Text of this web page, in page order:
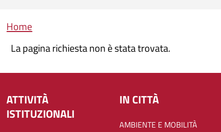
Briciole di pane
Home
La pagina richiesta non è stata trovata.
ATTIVITÀ
ISTITUZIONALI
IN CITTÀ
AMBIENTE E MOBILITÀ